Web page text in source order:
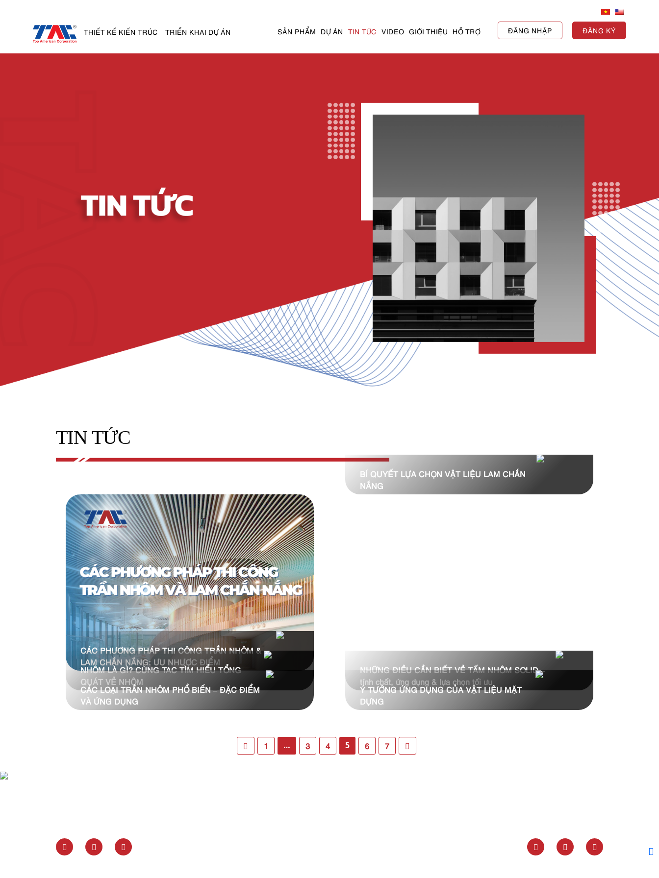
THIẾT KẾ KIẾN TRÚC TRIỂN KHAI DỰ ÁN SẢN PHẨM DỰ ÁN TIN TỨC VIDEO GIỚI THIỆU HỖ TRỢ ĐĂNG NHẬP ĐĂNG KÝ
TIN TỨC
CÁC PHƯƠNG PHÁP THI CÔNG TRẦN NHÔM &
LAM CHẮN NẮNG: ƯU NHƯỢC ĐIỂM
BÍ QUYẾT LỰA CHỌN VẬT LIỆU LAM CHẮN
NẮNG
NHÔM LÀ GÌ? CÙNG TAC TÌM HIỂU TỔNG
QUÁT VỀ NHÔM
NHỮNG ĐIỀU CẦN BIẾT VỀ TẤM NHÔM SOLID –
tính chất, ứng dụng & lựa chọn tối ưu
CÁC LOẠI TRẦN NHÔM PHỔ BIẾN – ĐẶC ĐIỂM
VÀ ỨNG DỤNG
Ý TƯỞNG ỨNG DỤNG CỦA VẬT LIỆU MẶT
DỰNG
1 … 3 4 5 6 7